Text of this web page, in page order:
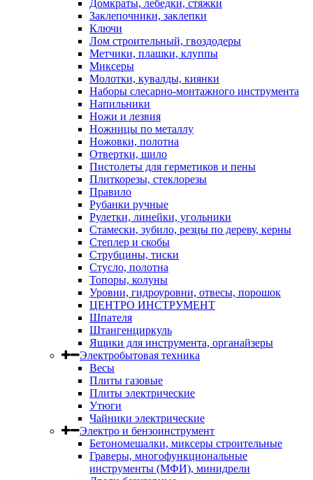
Домкраты, лебедки, стяжки
Заклепочники, заклепки
Ключи
Лом строительный, гвоздодеры
Метчики, плашки, клуппы
Миксеры
Молотки, кувалды, киянки
Наборы слесарно-монтажного инструмента
Напильники
Ножи и лезвия
Ножницы по металлу
Ножовки, полотна
Отвертки, шило
Пистолеты для герметиков и пены
Плиткорезы, стеклорезы
Правило
Рубанки ручные
Рулетки, линейки, угольники
Стамески, зубило, резцы по дереву, керны
Степлер и скобы
Струбцины, тиски
Стусло, полотна
Топоры, колуны
Уровни, гидроуровни, отвесы, порошок
ЦЕНТРО ИНСТРУМЕНТ
Шпателя
Штангенциркуль
Ящики для инструмента, органайзеры
Электробытовая техника
Весы
Плиты газовые
Плиты электрические
Утюги
Чайники электрические
Электро и бензоинструмент
Бетономешалки, миксеры строительные
Граверы, многофункциональные
инструменты (МФИ), минидрели